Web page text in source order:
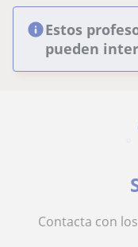
Estos
pueden
Contacta con